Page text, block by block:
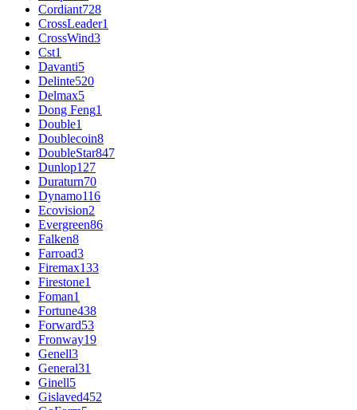
Cordiant728
CrossLeader1
CrossWind3
Cst1
Davanti5
Delinte520
Delmax5
Dong Feng1
Double1
Doublecoin8
DoubleStar847
Dunlop127
Duraturn70
Dynamo116
Ecovision2
Evergreen86
Falken8
Farroad3
Firemax133
Firestone1
Foman1
Fortune438
Forward53
Fronway19
Genell3
General31
Ginell5
Gislaved452